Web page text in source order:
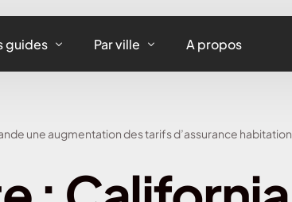
guides
équipements
Par ville
Assurance habitation Lille
A propos
une augmentation des tarifs d’assurance habitation